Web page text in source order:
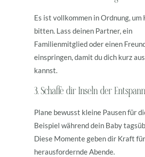
Es ist vollkommen in Ordnung, um
bitten. Lass deinen Partner, ein
Familienmitglied oder einen
einspringen, damit du dich kurz
kannst.
3. Schaffe dir Inseln der
Plane bewusst kleine Pausen für
Beispiel während dein Baby
Diese Momente geben dir Kraft für
herausfordernde Abende.